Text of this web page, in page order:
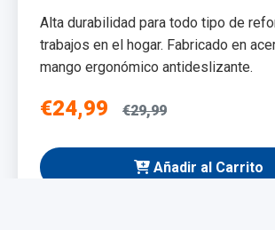
Alta durabilidad para todo tipo de
trabajos en el hogar. Fabricado en
mango ergonómico antideslizante.
€24,99 €29,99
Añadir al Carrito